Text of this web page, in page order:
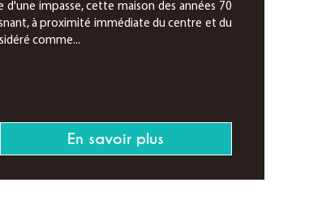
impasse, cette maison des années 70
à proximité immédiate du centre et du
comme...
En savoir plus